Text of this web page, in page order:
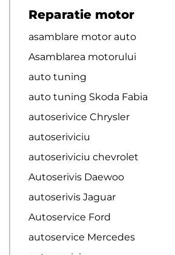
Reparatie motor
asamblare motor auto
Asamblarea motorului
auto tuning
auto tuning Skoda Fabia
autoserivice Chrysler
autoseriviciu
autoseriviciu chevrolet
Autoserivis Daewoo
autoserivis Jaguar
Autoservice Ford
autoservice Mercedes